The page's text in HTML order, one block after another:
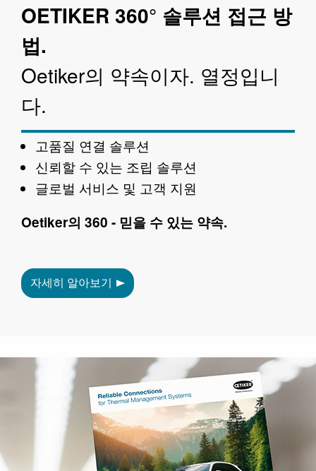
OETIKER 360° 솔루션 접근 방
법.
Oetiker의 약속이자. 열정입니
다.
고품질 연결 솔루션
신뢰할 수 있는 조립 솔루션
글로벌 서비스 및 고객 지원
Oetiker의 360 - 믿을 수 있는 약속.
자세히 알아보기